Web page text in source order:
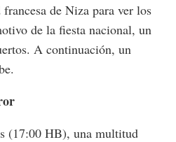
de Niza para ver los
de la fiesta nacional, un
A continuación, un
(17:00 HB), una multitud